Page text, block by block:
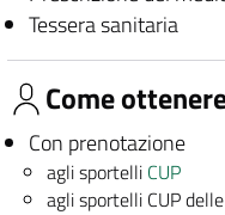
Tessera sanitaria
Come
Con prenotazione
agli sportelli CUP
agli sportelli CUP